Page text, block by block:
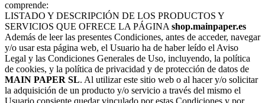
comprende:
LISTADO Y DESCRIPCIÓN DE LOS PRODUCTOS Y
SERVICIOS QUE OFRECE LA PÁGINA shop.mainpaper.es
Además de leer las presentes Condiciones, antes de acceder, navegar
y/o usar esta página web, el Usuario ha de haber leído el Aviso
Legal y las Condiciones Generales de Uso, incluyendo, la política
de cookies, y la política de privacidad y de protección de datos de
MAIN PAPER SL. Al utilizar este sitio web o al hacer y/o solicitar
la adquisición de un producto y/o servicio a través del mismo el